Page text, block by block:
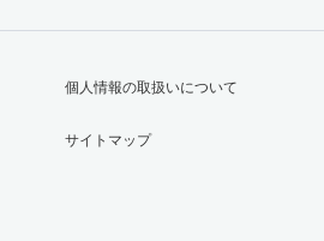
個人情報の取扱いについて
サイトマップ